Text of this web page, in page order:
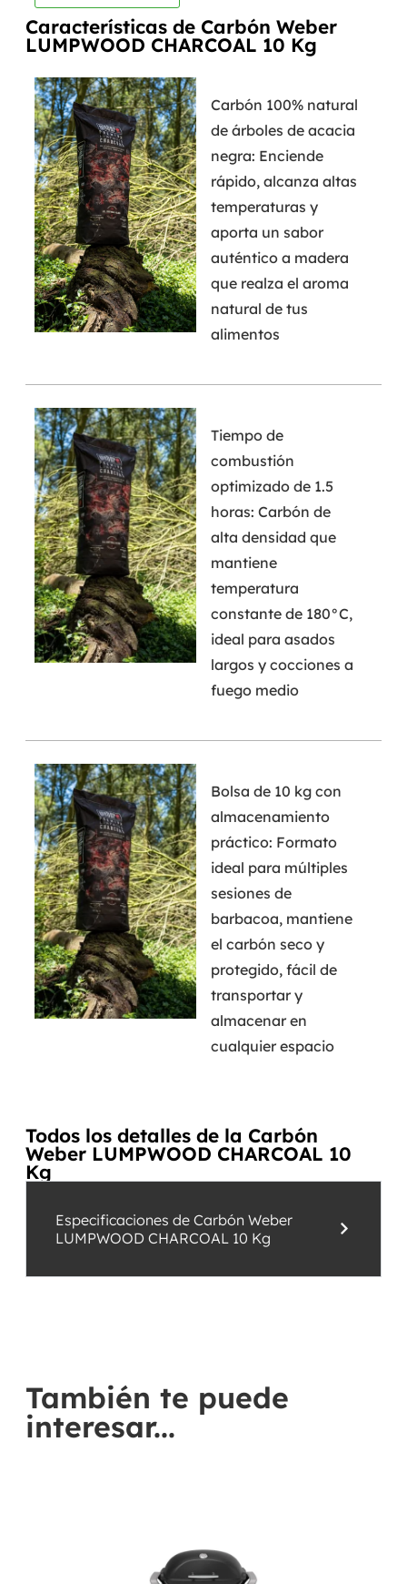
Características de Carbón Weber
LUMPWOOD CHARCOAL 10 Kg
Carbón 100% natural
de árboles de acacia
negra: Enciende
rápido, alcanza altas
temperaturas y
aporta un sabor
auténtico a madera
que realza el aroma
natural de tus
alimentos
Tiempo de
combustión
optimizado de 1.5
horas: Carbón de
alta densidad que
mantiene
temperatura
constante de 180°C,
ideal para asados
largos y cocciones a
fuego medio
Bolsa de 10 kg con
almacenamiento
práctico: Formato
ideal para múltiples
sesiones de
barbacoa, mantiene
el carbón seco y
protegido, fácil de
transportar y
almacenar en
cualquier espacio
Todos los detalles de la Carbón
Weber LUMPWOOD CHARCOAL 10
Kg
Especificaciones de Carbón Weber
LUMPWOOD CHARCOAL 10 Kg
También te puede
interesar...